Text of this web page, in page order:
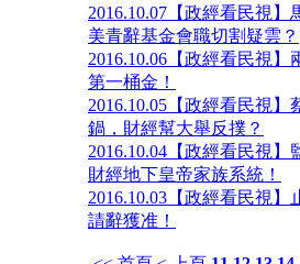
2016.10.07【政經看民視
美青辭基金會職切割疑雲？
2016.10.06【政經看民視
第一桶金！
2016.10.05【政經看民視
鍋，財經幫大舉反撲？
2016.10.04【政經看民視
財經地下皇帝家族系統！
2016.10.03【政經看民視
請辭獲准！